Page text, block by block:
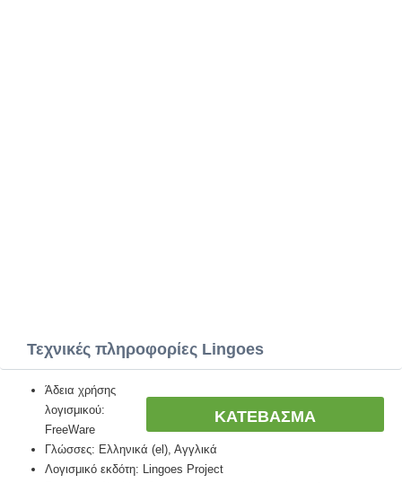
Τεχνικές πληροφορίες Lingoes
ΚΑΤΕΒΑΣΜΑ
Άδεια χρήσης
λογισμικού:
FreeWare
Γλώσσες: Ελληνικά (el), Αγγλικά
Λογισμικό εκδότη: Lingoes Project